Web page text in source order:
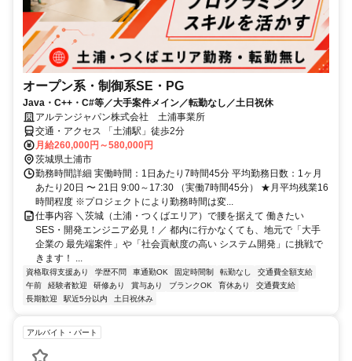
オープン系・制御系SE・PG
Java・C++・C#等／大手案件メイン／転勤なし／土日祝休
アルテンジャパン株式会社 土浦事業所
交通・アクセス 「土浦駅」徒歩2分
月給260,000円～580,000円
茨城県土浦市
勤務時間詳細 実働時間：1日あたり7時間45分 平均勤務日数：1ヶ月
あたり20日 〜 21日 9:00～17:30 （実働7時間45分） ★月平均残業16
時間程度 ※プロジェクトにより勤務時間は変...
仕事内容 ＼茨城（土浦・つくばエリア）で腰を据えて 働きたい
SES・開発エンジニア必見！／ 都内に行かなくても、地元で「大手
企業の 最先端案件」や「社会貢献度の高い システム開発」に挑戦で
きます！ ...
資格取得支援あり 学歴不問 車通勤OK 固定時間制 転勤なし
交通費全額支給
午前
経験者歓迎 研修あり 賞与あり ブランクOK 育休あり
交通費支給
長期歓迎
駅近5分以内 土日祝休み
アルバイト・パート